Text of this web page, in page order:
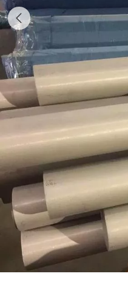
06cr18ni11ti不锈钢管